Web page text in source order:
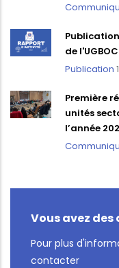
de l'UGBOC
Publication
Première
unités
l’année
Vous avez
Pour plus
contacter